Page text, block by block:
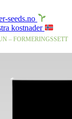
seeds.no
kostnader
– FORMERINGSSETT